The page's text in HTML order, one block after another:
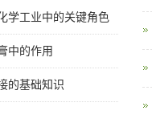
学工业中的关键角色
中的作用
的基础知识